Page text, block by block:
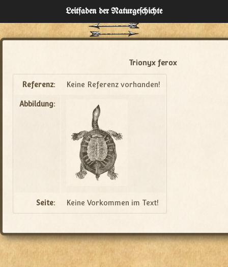
Leitfaden der Naturgeſchichte
Home
Über
Administration
Trionyx ferox
Referenz: Keine Referenz vorhanden!
Abbildung:
Seite: Keine Vorkommen im Text!